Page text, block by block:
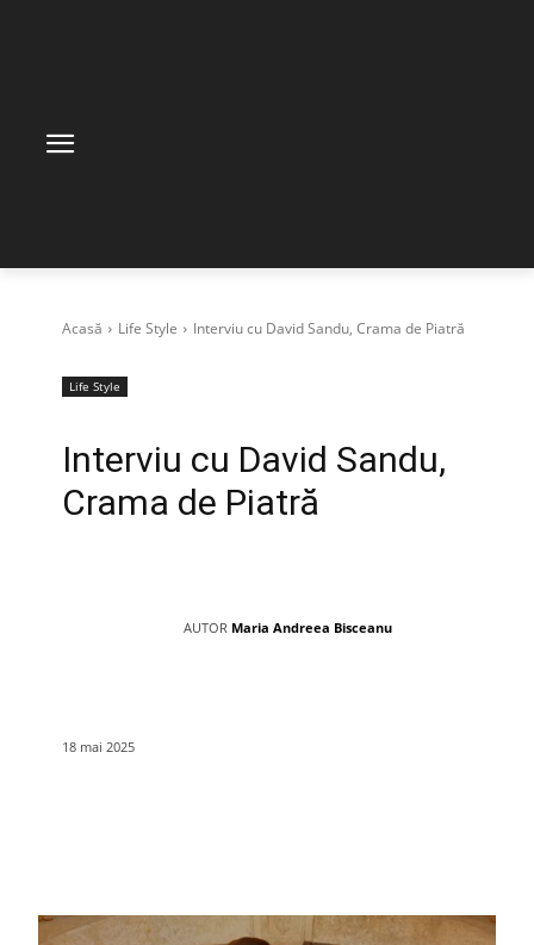
Acasă Life Style Interviu cu David Sandu, Crama de Piatră
Life Style
Interviu cu David Sandu,
Crama de Piatră
AUTOR Maria Andreea Bisceanu
18 mai 2025